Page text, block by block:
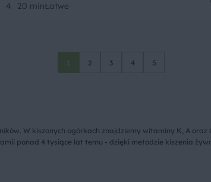
4 20 minŁatwe
1 2 3 4 5
W kiszonych ogórkach znajdziemy witaminy K, A
ponad 4 tysiące lat temu - dzięki metodzie kiszenia